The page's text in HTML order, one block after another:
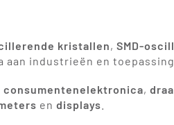
kristallen,SMD-
industrieën en
consumentenelektronica,
endisplays